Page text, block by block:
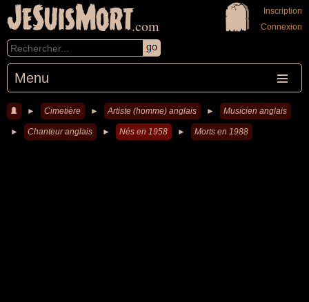
JeSuisMort.com
Menu
Inscription
Connexion
► Cimetière ► Artiste (homme) anglais ► Musicien anglais
► Chanteur anglais ► Nés en 1958 ► Morts en 1988